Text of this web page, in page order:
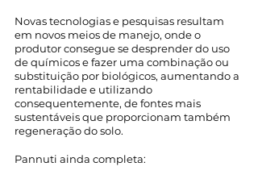
Novas tecnologias e pesquisas resultam
em novos meios de manejo, onde o
produtor consegue se desprender do uso
de químicos e fazer uma combinação ou
substituição por biológicos, aumentando a
rentabilidade e utilizando
consequentemente, de fontes mais
sustentáveis que proporcionam também
regeneração do solo.
Pannuti ainda completa: